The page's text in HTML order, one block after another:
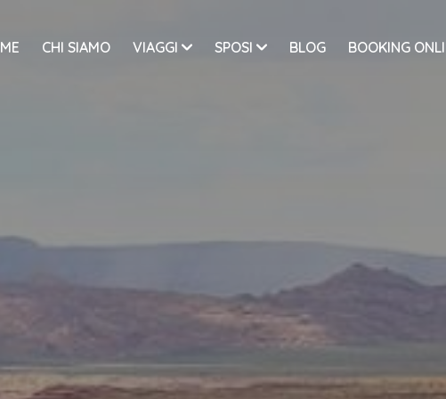
CHI SIAMO VIAGGI SPOSI BLOG BOOKING